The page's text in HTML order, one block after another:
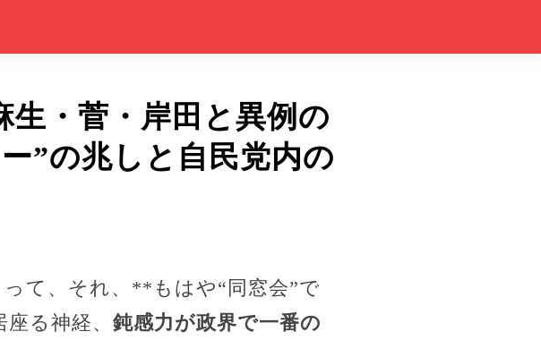
生・菅・岸田と異例の
”の兆しと自民党内の
て、それ、**もはや“同窓会”で
る神経、 鈍感力が政界で一番の